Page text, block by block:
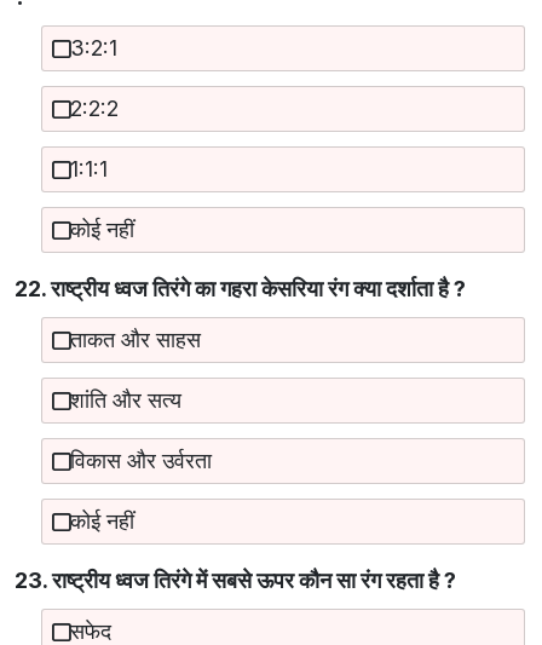
3:2:1
2:2:2
1:1:1
कोई नहीं
22. राष्ट्रीय ध्वज तिरंगे का गहरा केसरिया रंग क्या दर्शाता है ?
ताकत और साहस
शांति और सत्य
विकास और उर्वरता
कोई नहीं
23. राष्ट्रीय ध्वज तिरंगे में सबसे ऊपर कौन सा रंग रहता है ?
सफेद